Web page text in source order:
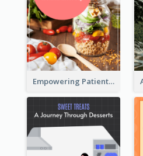
Empowering Patients through Health Literacy